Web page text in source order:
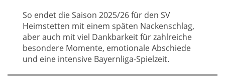
So endet die Saison 2025/26 für den SV
Heimstetten mit einem späten Nackenschlag,
aber auch mit viel Dankbarkeit für zahlreiche
besondere Momente, emotionale Abschiede
und eine intensive Bayernliga-Spielzeit.